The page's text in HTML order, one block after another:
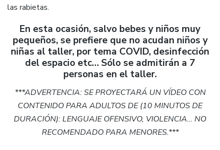
las rabietas.
En esta ocasión, salvo bebes y niños muy
pequeños, se prefiere que no acudan niños y
niñas al taller, por tema COVID, desinfección
del espacio etc… Sólo se admitirán a 7
personas en el taller.
***ADVERTENCIA: SE PROYECTARÁ UN VÍDEO CON
CONTENIDO PARA ADULTOS DE (10 MINUTOS DE
DURACIÓN): LENGUAJE OFENSIVO, VIOLENCIA… NO
RECOMENDADO PARA MENORES.***